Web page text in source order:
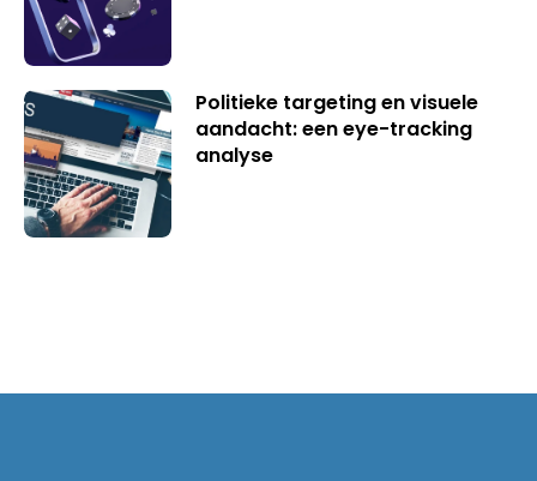
Politieke targeting en visuele
aandacht: een eye-tracking
analyse